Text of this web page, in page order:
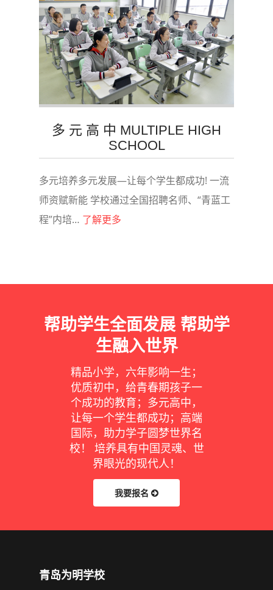
多 元 高 中 MULTIPLE HIGH
SCHOOL
多元培养多元发展—让每个学生都成功! 一流
师资赋新能 学校通过全国招聘名师、“青蓝工
程”内培… 了解更多
帮助学生全面发展 帮助学
生融入世界
精品小学，六年影响一生；
优质初中，给青春期孩子一
个成功的教育；多元高中，
让每一个学生都成功；高端
国际，助力学子圆梦世界名
校！ 培养具有中国灵魂、世
界眼光的现代人！
我要报名
青岛为明学校